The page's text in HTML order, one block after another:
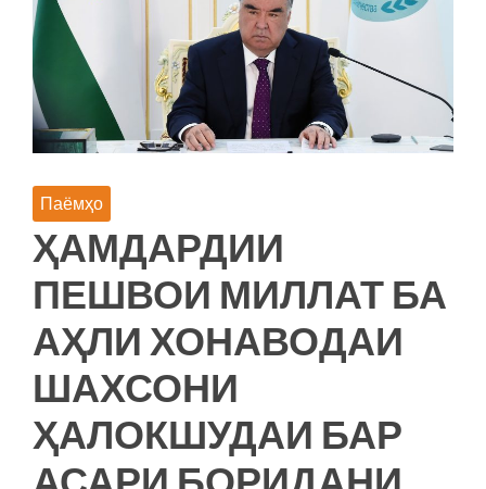
Паёмҳо
ҲАМДАРДИИ
ПЕШВОИ МИЛЛАТ БА
АҲЛИ ХОНАВОДАИ
ШАХСОНИ
ҲАЛОКШУДАИ БАР